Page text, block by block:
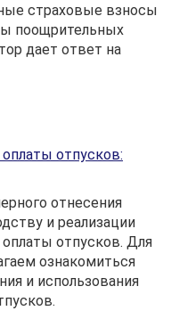
страховые взносы
поощрительных
дает ответ на
отпусков:
отнесения
и реализации
отпусков. Для
ознакомиться
и использования